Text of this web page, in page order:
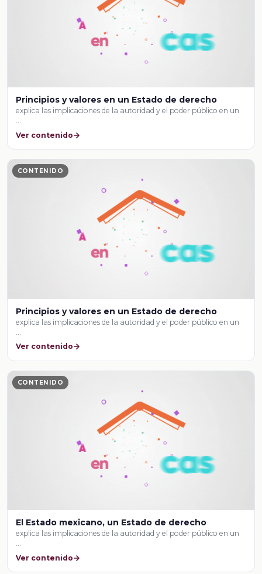
Principios y valores en un Estado de derecho
explica las implicaciones de la autoridad y el poder público en un
…
Ver contenido
CONTENIDO
Principios y valores en un Estado de derecho
explica las implicaciones de la autoridad y el poder público en un
Ver contenido
CONTENIDO
El Estado mexicano, un Estado de derecho
explica las implicaciones de la autoridad y el poder público en un
…
Ver contenido